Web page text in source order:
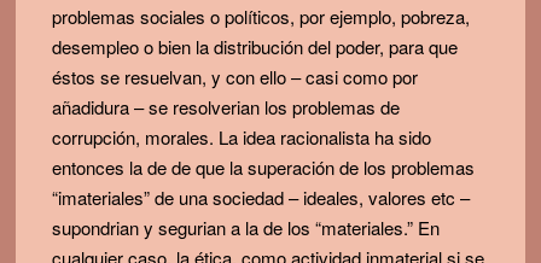
problemas sociales o políticos, por ejemplo, pobreza,
desempleo o bien la distribución del poder, para que
éstos se resuelvan, y con ello – casi como por
añadidura – se resolverian los problemas de
corrupción, morales. La idea racionalista ha sido
entonces la de de que la superación de los problemas
“imateriales” de una sociedad – ideales, valores etc –
supondrian y segurian a la de los “materiales.” En
cualquier caso, la ética, como actividad inmaterial si se